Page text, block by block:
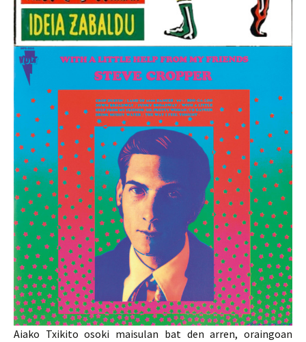
Aiako Txikito osoki maisulan bat den arren, oraingoan